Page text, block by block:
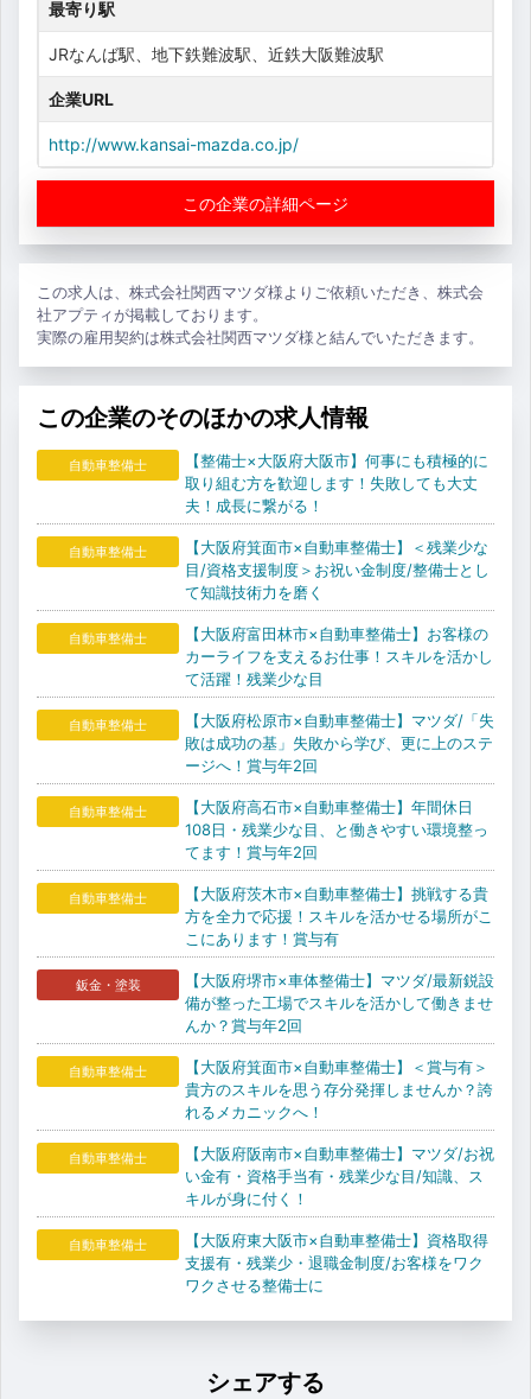
最寄り駅
JRなんば駅、地下鉄難波駅、近鉄大阪難波駅
企業URL
http://www.kansai-mazda.co.jp/
この企業の詳細ページ
この求人は、株式会社関西マツダ様よりご依頼いただき、株式会
社アプティが掲載しております。
実際の雇用契約は株式会社関西マツダ様と結んでいただきます。
この企業のそのほかの求人情報
自動車整備士
【整備士×大阪府大阪市】何事にも積極的に
取り組む方を歓迎します！失敗しても大丈
夫！成長に繋がる！
自動車整備士
【大阪府箕面市×自動車整備士】＜残業少な
目/資格支援制度＞お祝い金制度/整備士とし
て知識技術力を磨く
自動車整備士
【大阪府富田林市×自動車整備士】お客様の
カーライフを支えるお仕事！スキルを活かし
て活躍！残業少な目
自動車整備士
【大阪府松原市×自動車整備士】マツダ/「失
敗は成功の基」失敗から学び、更に上のステ
ージへ！賞与年2回
自動車整備士
【大阪府高石市×自動車整備士】年間休日
108日・残業少な目、と働きやすい環境整っ
てます！賞与年2回
自動車整備士
【大阪府茨木市×自動車整備士】挑戦する貴
方を全力で応援！スキルを活かせる場所がこ
こにあります！賞与有
鈑金・塗装
【大阪府堺市×車体整備士】マツダ/最新鋭設
備が整った工場でスキルを活かして働きませ
んか？賞与年2回
自動車整備士
【大阪府箕面市×自動車整備士】＜賞与有＞
貴方のスキルを思う存分発揮しませんか？誇
れるメカニックへ！
自動車整備士
【大阪府阪南市×自動車整備士】マツダ/お祝
い金有・資格手当有・残業少な目/知識、ス
キルが身に付く！
自動車整備士
【大阪府東大阪市×自動車整備士】資格取得
支援有・残業少・退職金制度/お客様をワク
ワクさせる整備士に
シェアする